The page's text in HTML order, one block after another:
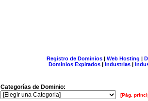
Registro de Dominios| Web Hosting |
Dominios Expirados | Industrias |
Categorías de Dominio:
[Pág.